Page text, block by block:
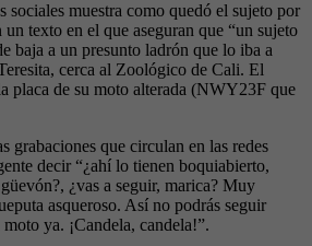
sociales muestra como quedó el sujeto por
texto en el que aseguran que “un sujeto
baja a un presunto ladrón que lo iba a
cerca al Zoológico de Cali. El
placa de su moto alterada (NWY23F que
grabaciones que circulan en las redes
decir “¿ahí lo tienen boquiabierto,
¿vas a seguir, marica? Muy
asqueroso. Así no podrás seguir
ya. ¡Candela, candela!”.